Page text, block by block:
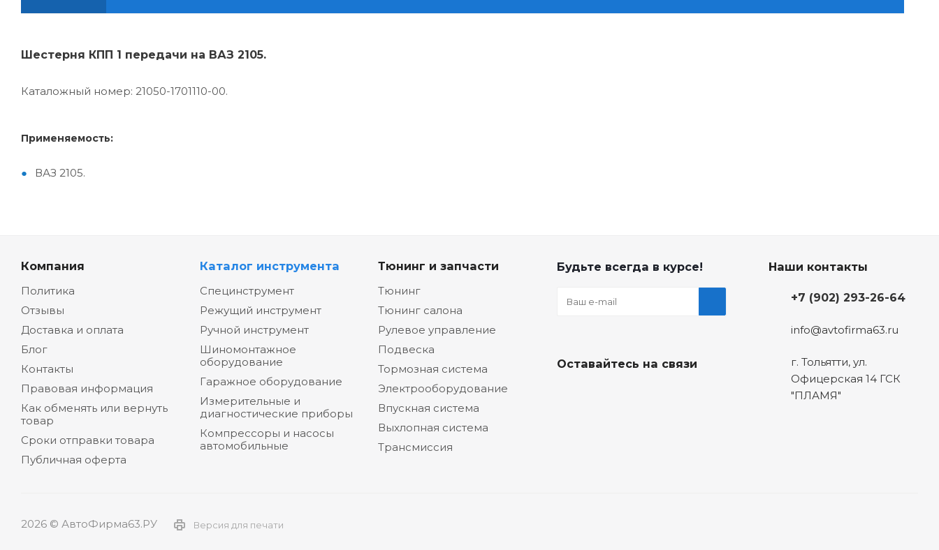
Шестерня КПП 1 передачи на ВАЗ 2105.
Каталожный номер: 21050-1701110-00.
Применяемость:
ВАЗ 2105.
Компания
Политика
Отзывы
Доставка и оплата
Блог
Контакты
Правовая информация
Как обменять или вернуть
товар
Сроки отправки товара
Публичная оферта
Каталог инструмента
Специнструмент
Режущий инструмент
Ручной инструмент
Шиномонтажное
оборудование
Гаражное оборудование
Измерительные и
диагностические приборы
Компрессоры и насосы
автомобильные
Тюнинг и запчасти
Тюнинг
Тюнинг салона
Рулевое управление
Подвеска
Тормозная система
Электрооборудование
Впускная система
Выхлопная система
Трансмиссия
Будьте всегда в курсе!
Оставайтесь на связи
Наши контакты
+7 (902) 293-26-64
info@avtofirma63.ru
г. Тольятти, ул.
Офицерская 14 ГСК
"ПЛАМЯ"
2026 © АвтоФирма63.РУ Версия для печати